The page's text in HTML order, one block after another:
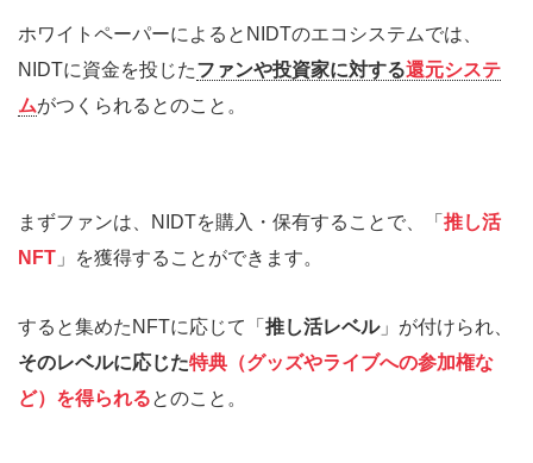
ホワイトペーパーによるとNIDTのエコシステムでは、
NIDTに資金を投じたファンや投資家に対する還元システ
ムがつくられるとのこと。
まずファンは、NIDTを購入・保有することで、「 推し活
NFT 」を獲得することができます。
すると集めたNFTに応じて「 推し活レベル」が付けられ、
そのレベルに応じた特典（グッズやライブへの参加権な
ど）を得られるとのこと。